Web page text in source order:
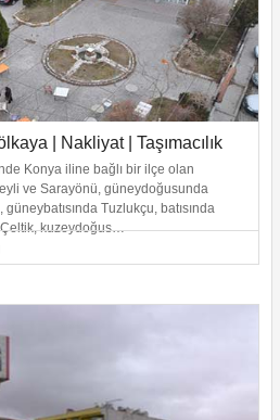
| Nakliyat | Taşımacılık
Konya iline bağlı bir ilçe olan
ve Sarayönü, güneydoğusunda
Tuzlukçu, batısında
kuzeydoğus…